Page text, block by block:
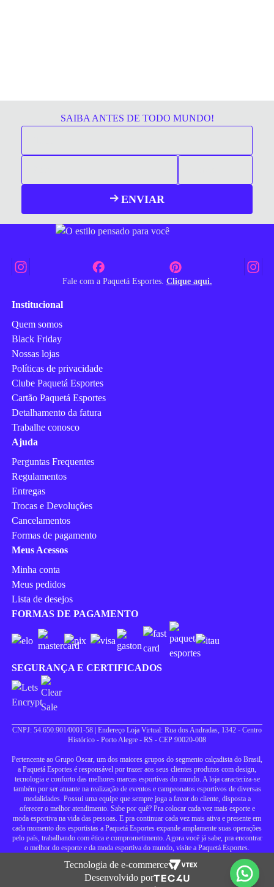
SAIBA ANTES DE TODO MUNDO!
ENVIAR
Fale com a Paquetá Esportes. Clique aqui.
Institucional
Quem somos
Black Friday
Nossas lojas
Políticas de privacidade
Clube Paquetá Esportes
Cartão Paquetá Esportes
Detalhamento da fatura
Trabalhe conosco
Ajuda
Perguntas Frequentes
Regulamentos
Entregas
Trocas e Devoluções
Cancelamentos
Formas de pagamento
Meus Acessos
Minha conta
Meus pedidos
Lista de desejos
FORMAS DE PAGAMENTO
SEGURANÇA E CERTIFICADOS
CNPJ: 54.650.901/0001-58 | Endereço Loja Virtual: Rua dos Andradas, 1342 - Centro
Histórico - Porto Alegre - RS - CEP 90020-008
Pertencente ao Grupo Oscar, um dos maiores grupos do segmento calçadista do Brasil,
a Paquetá Esportes é responsável por trazer aos seus clientes produtos com design,
tecnologia e conforto das melhores marcas esportivas do mundo. A loja caracteriza-se
também por ser atuante na realização de eventos e campeonatos esportivos de diversas
modalidades. Possui uma equipe que sempre joga a favor do cliente, disposta a
oferecer o melhor atendimento. Sabe por quê? Pra colocar cada vez mais esporte e
moda esportiva na vida das pessoas. E pra continuar cada vez mais ativa e presente em
cada momento dos esportistas a Paquetá Esportes expande amplamente suas operações
pelo país, trabalhando com ética e comprometimento. Agora você já sabe, pra encontrar
o melhor do esporte e da moda esportiva do mundo, visite a Paquetá Esportes.
Tecnologia de e-commerce
Desenvolvido por